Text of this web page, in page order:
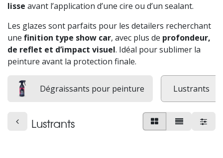
lisse avant l’application d’une cire ou d’un sealant.
Les glazes sont parfaits pour les detailers recherchant
une finition type show car, avec plus de profondeur,
de reflet et d’impact visuel. Idéal pour sublimer la
peinture avant la protection finale.
Dégraissants pour peinture Lustrants
Lustrants